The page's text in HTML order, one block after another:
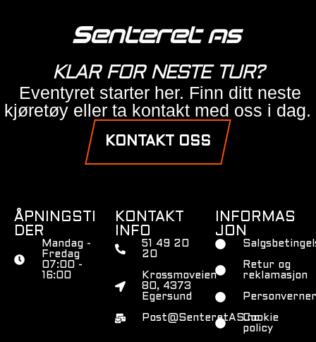
KLAR FOR NESTE TUR?
Eventyret starter her. Finn ditt neste
kjøretøy eller ta kontakt med oss i dag.
KONTAKT OSS
ÅPNINGSTI
DER
Mandag -
Fredag
07:00 -
16:00
KONTAKT
INFO
51 49 20
20
Krossmoveien
80, 4373
Egersund
Post@SenteretAS.no
INFORMAS
JON
Retur og
reklamasjon
Cookie
policy